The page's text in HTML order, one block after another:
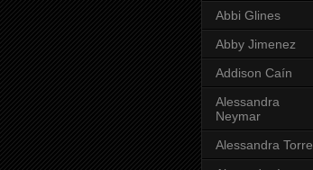
Abbi Glines
Abby Jimenez
Addison Caín
Alessandra
Neymar
Alessandra Torre